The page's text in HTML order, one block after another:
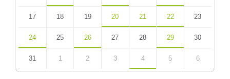
17 18 19 20 21 22 23
24 25 26 27 28 29 30
31 1 2 3 4 5 6